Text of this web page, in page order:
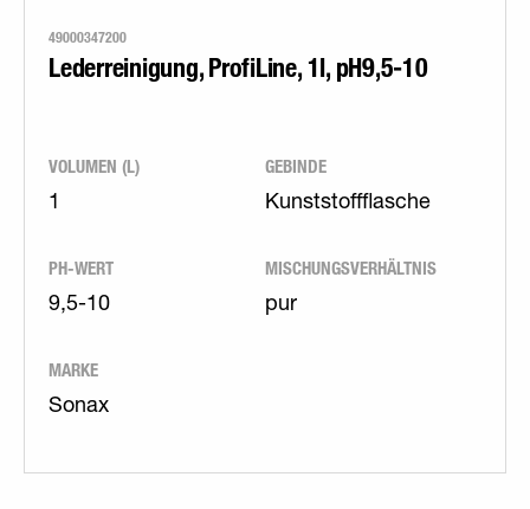
49000347200
Lederreinigung, ProfiLine, 1l, pH9,5-10
VOLUMEN (L)
1
GEBINDE
Kunststoffflasche
PH-WERT
9,5-10
MISCHUNGSVERHÄLTNIS
pur
MARKE
Sonax